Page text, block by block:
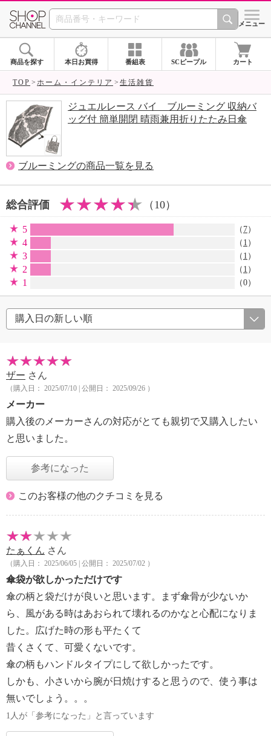
SHOP CHANNEL シメニュー
商品を探す 本日お買得 番組表 SCピープル カート
TOP ホーム・インテリア 生活雑貨
ジュエルレース バイ ブルーミング 収納バ
ッグ付 簡単開閉 晴雨兼用折りたたみ日傘
ブルーミングの商品一覧を見る
総合評価 （10）
5 （ 7）
4 （ 1 ）
3 （ 1 ）
2 （ 1 ）
1 （0）
ザー さん
（購入日： 2025/07/10 | 公開日： 2025/09/26 ）
メーカー
購入後のメーカーさんの対応がとても親切で又購入したい
と思いました。
参考になった
このお客様の他のクチコミを見る
たぁくん さん
（購入日： 2025/06/05 | 公開日： 2025/07/02 ）
傘袋が欲しかっただけです
傘の柄と袋だけが良いと思います。まず傘骨が少ないか
ら、風がある時はあおられて壊れるのかなと心配になりま
した。広げた時の形も平たくて
昔くさくて、可愛くないです。
傘の柄もハンドルタイプにして欲しかったです。
しかも、小さいから腕が日焼けすると思うので、使う事は
無いでしょう。。。
1人が「参考になった」と言っています